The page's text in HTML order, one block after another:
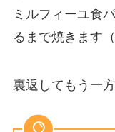
ミルフィーユ食
るまで焼きます
裏返してもう一